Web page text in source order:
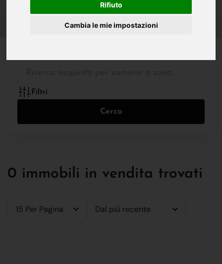
Rifiuto
Cambia le mie impostazioni
Filtri
Cerca
0 immobili in vendita trovati
15 Per Pagina Dal più recente